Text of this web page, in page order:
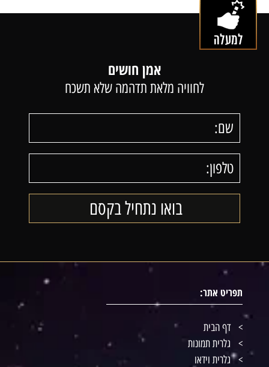
אמן חושים
לחוויה מלאת תדהמה שלא תשכח
תפריט אתר:
דף הבית
גלרית תמונות
גלרית וידאו